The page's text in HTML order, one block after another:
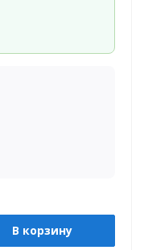
В корзину